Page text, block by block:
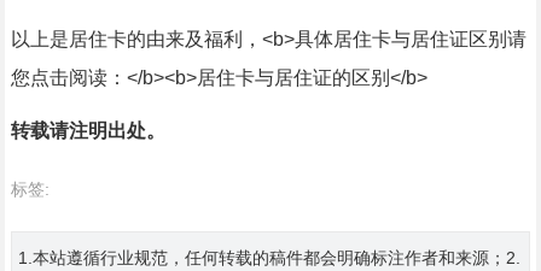
以上是居住卡的由来及福利，<b>具体居住卡与居住证区别请
您点击阅读：</b><b>居住卡与居住证的区别</b>
转载请注明出处。
标签:
1.本站遵循行业规范，任何转载的稿件都会明确标注作者和来源；2.